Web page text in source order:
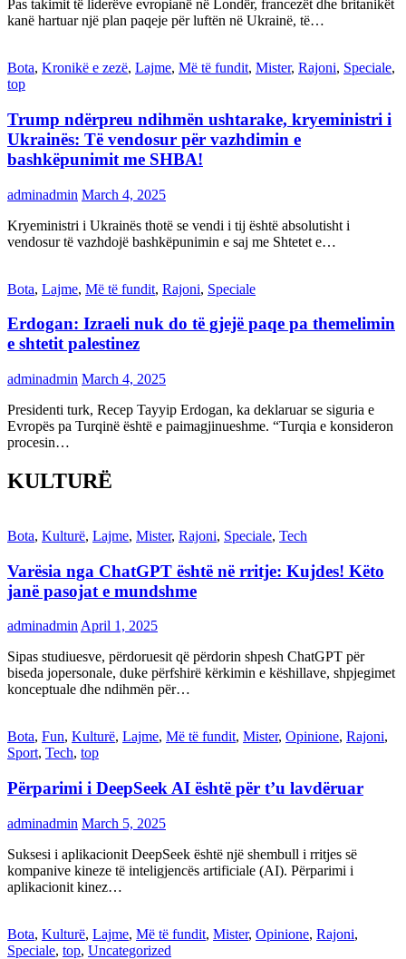
Pas takimit të liderëve evropianë në Londër, francezët dhe britanikët
kanë hartuar një plan paqeje për luftën në Ukrainë, të…
Bota, Kronikë e zezë, Lajme, Më të fundit, Mister, Rajoni, Speciale,
top
Trump ndërpreu ndihmën ushtarake, kryeministri i
Ukrainës: Të vendosur për vazhdimin e
bashkëpunimit me SHBA!
adminadmin March 4, 2025
Kryeministri i Ukrainës thotë se vendi i tij është absolutisht i
vendosur të vazhdojë bashkëpunimin e saj me Shtetet e…
Bota, Lajme, Më të fundit, Rajoni, Speciale
Erdogan: Izraeli nuk do të gjejë paqe pa themelimin
e shtetit palestinez
adminadmin March 4, 2025
Presidenti turk, Recep Tayyip Erdogan, ka deklaruar se siguria e
Evropës pa Turqinë është e paimagjinueshme. “Turqia e konsideron
procesin…
KULTURË
Bota, Kulturë, Lajme, Mister, Rajoni, Speciale, Tech
Varësia nga ChatGPT është në rritje: Kujdes! Këto
janë pasojat e mundshme
adminadmin April 1, 2025
Sipas studiuesve, përdoruesit që përdorin shpesh ChatGPT për
biseda jopersonale, duke përfshirë kërkimin e këshillave, shpjegimet
konceptuale dhe ndihmën për…
Bota, Fun, Kulturë, Lajme, Më të fundit, Mister, Opinione, Rajoni,
Sport, Tech, top
Përparimi i DeepSeek AI është për t’u lavdëruar
adminadmin March 5, 2025
Suksesi i aplikacionit DeepSeek është një shembull i rritjes së
kompanive kineze të inteligjencës artificiale (AI). Përparimi i
aplikacionit kinez…
Bota, Kulturë, Lajme, Më të fundit, Mister, Opinione, Rajoni,
Speciale, top, Uncategorized